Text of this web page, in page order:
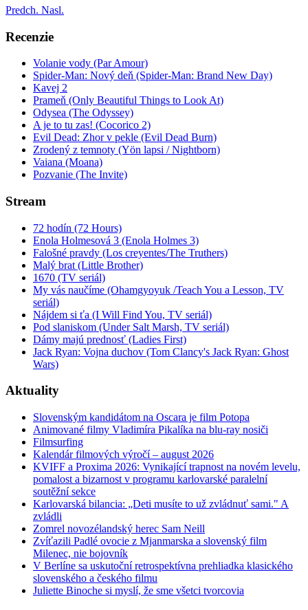
Predch. Nasl.
Recenzie
Volanie vody (Par Amour)
Spider-Man: Nový deň (Spider-Man: Brand New Day)
Kavej 2
Prameň (Only Beautiful Things to Look At)
Odysea (The Odyssey)
A je to tu zas! (Cocorico 2)
Evil Dead: Zhor v pekle (Evil Dead Burn)
Zrodený z temnoty (Yön lapsi / Nightborn)
Vaiana (Moana)
Pozvanie (The Invite)
Stream
72 hodín (72 Hours)
Enola Holmesová 3 (Enola Holmes 3)
Falošné pravdy (Los creyentes/The Truthers)
Malý brat (Little Brother)
1670 (TV seriál)
My vás naučíme (Ohamgyoyuk /Teach You a Lesson, TV
seriál)
Nájdem si ťa (I Will Find You, TV seriál)
Pod slaniskom (Under Salt Marsh, TV seriál)
Dámy majú prednosť (Ladies First)
Jack Ryan: Vojna duchov (Tom Clancy's Jack Ryan: Ghost
Wars)
Aktuality
Slovenským kandidátom na Oscara je film Potopa
Animované filmy Vladimíra Pikalíka na blu-ray nosiči
Filmsurfing
Kalendár filmových výročí – august 2026
KVIFF a Proxima 2026: Vynikající trapnost na novém levelu,
pomalost a bizarnost v programu karlovarské paralelní
soutěžní sekce
Karlovarská bilancia: „Deti musíte to už zvládnuť sami." A
zvládli
Zomrel novozélandský herec Sam Neill
Zvíťazili Padlé ovocie z Mjanmarska a slovenský film
Milenec, nie bojovník
V Berlíne sa uskutoční retrospektívna prehliadka klasického
slovenského a českého filmu
Juliette Binoche si myslí, že sme všetci tvorcovia